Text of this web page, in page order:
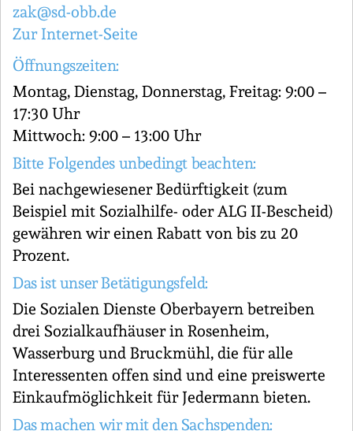
zak@sd-obb.de
Zur Internet-Seite
Öffnungszeiten:
Montag, Dienstag, Donnerstag, Freitag: 9:00 –
17:30 Uhr
Mittwoch: 9:00 – 13:00 Uhr
Bitte Folgendes unbedingt beachten:
Bei nachgewiesener Bedürftigkeit (zum
Beispiel mit Sozialhilfe- oder ALG II-Bescheid)
gewähren wir einen Rabatt von bis zu 20
Prozent.
Das ist unser Betätigungsfeld:
Die Sozialen Dienste Oberbayern betreiben
drei Sozialkaufhäuser in Rosenheim,
Wasserburg und Bruckmühl, die für alle
Interessenten offen sind und eine preiswerte
Einkaufmöglichkeit für Jedermann bieten.
Das machen wir mit den Sachspenden: